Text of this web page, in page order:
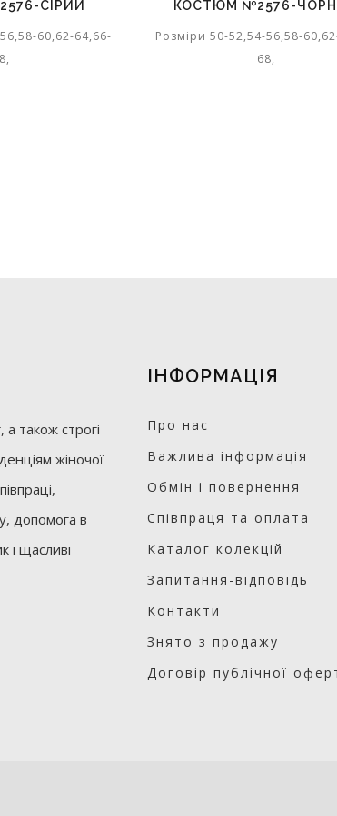
СІРИЙ
60,62-64,66-
КОСТЮМ №2576-
Розміри 50-52,54-56,58-
68,
також строгі
жіночої
допомога в
і щасливі
ІНФОРМАЦІЯ
Про нас
Важлива інформація
Обмін і повернення
Співпраця та оплата
Каталог колекцій
Запитання-відповідь
Контакти
Знято з продажу
Договір публічної